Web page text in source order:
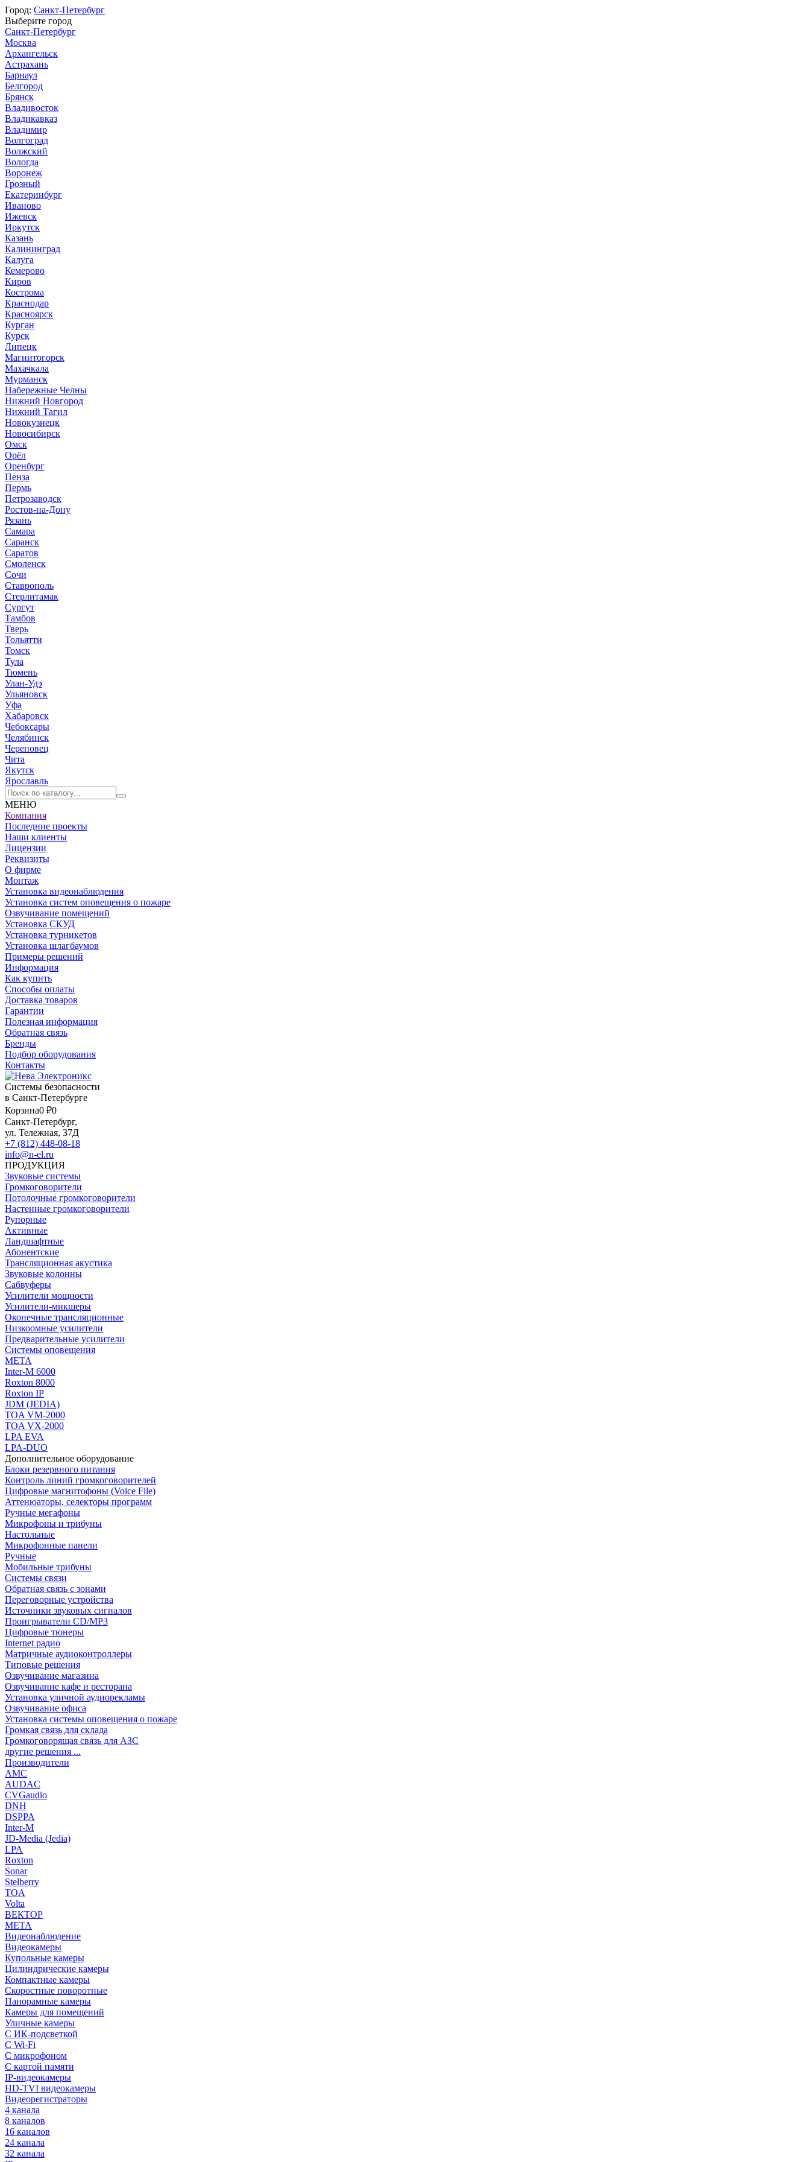
Город: Санкт-Петербург
Выберите город
Санкт-Петербург
Москва
Архангельск
Астрахань
Барнаул
Белгород
Брянск
Владивосток
Владикавказ
Владимир
Волгоград
Волжский
Вологда
Воронеж
Грозный
Екатеринбург
Иваново
Ижевск
Иркутск
Казань
Калининград
Калуга
Кемерово
Киров
Кострома
Краснодар
Красноярск
Курган
Курск
Липецк
Магнитогорск
Махачкала
Мурманск
Набережные Челны
Нижний Новгород
Нижний Тагил
Новокузнецк
Новосибирск
Омск
Орёл
Оренбург
Пенза
Пермь
Петрозаводск
Ростов-на-Дону
Рязань
Самара
Саранск
Саратов
Смоленск
Сочи
Ставрополь
Стерлитамак
Сургут
Тамбов
Тверь
Тольятти
Томск
Тула
Тюмень
Улан-Удэ
Ульяновск
Уфа
Хабаровск
Чебоксары
Челябинск
Череповец
Чита
Якутск
Ярославль
МЕНЮ
Компания
Последние проекты
Наши клиенты
Лицензии
Реквизиты
О фирме
Монтаж
Установка видеонаблюдения
Установка систем оповещения о пожаре
Озвучивание помещений
Установка СКУД
Установка турникетов
Установка шлагбаумов
Примеры решений
Информация
Как купить
Способы оплаты
Доставка товаров
Гарантии
Полезная информация
Обратная связь
Бренды
Подбор оборудования
Контакты
Системы безопасности
в Санкт-Петербурге
Корзина0 ₽0
Санкт-Петербург,
ул. Тележная, 37Д
+7 (812) 448-08-18
info@n-el.ru
ПРОДУКЦИЯ
Звуковые системы
Громкоговорители
Потолочные громкоговорители
Настенные громкоговорители
Рупорные
Активные
Ландшафтные
Абонентские
Трансляционная акустика
Звуковые колонны
Сабвуферы
Усилители мощности
Усилители-микшеры
Оконечные трансляционные
Низкоомные усилители
Предварительные усилители
Системы оповещения
МЕТА
Inter-M 6000
Roxton 8000
Roxton IP
JDM (JEDIA)
TOA VM-2000
TOA VX-2000
LPA EVA
LPA-DUO
Дополнительное оборудование
Блоки резервного питания
Контроль линий громкоговорителей
Цифровые магнитофоны (Voice File)
Аттенюаторы, селекторы программ
Ручные мегафоны
Микрофоны и трибуны
Настольные
Микрофонные панели
Ручные
Мобильные трибуны
Системы связи
Обратная связь с зонами
Переговорные устройства
Источники звуковых сигналов
Проигрыватели CD/MP3
Цифровые тюнеры
Internet радио
Матричные аудиоконтроллеры
Типовые решения
Озвучивание магазина
Озвучивание кафе и ресторана
Установка уличной аудиорекламы
Озвучивание офиса
Установка системы оповещения о пожаре
Громкая связь для склада
Громкоговорящая связь для АЗС
другие решения ...
Производители
AMC
AUDAC
CVGaudio
DNH
DSPPA
Inter-M
JD-Media (Jedia)
LPA
Roxton
Sonar
Stelberry
TOA
Volta
ВЕКТОР
МЕТА
Видеонаблюдение
Видеокамеры
Купольные камеры
Цилиндрические камеры
Компактные камеры
Скоростные поворотные
Панорамные камеры
Камеры для помещений
Уличные камеры
С ИК-подсветкой
С Wi-Fi
С микрофоном
С картой памяти
IP-видеокамеры
HD-TVI видеокамеры
Видеорегистраторы
4 канала
8 каналов
16 каналов
24 канала
32 канала